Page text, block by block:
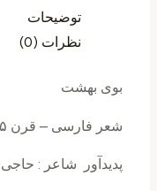
توضیحات
نظرات (0)
بوی بهشت
شعر فارسی – قرن ۱۵
پدیدآور شاعر :